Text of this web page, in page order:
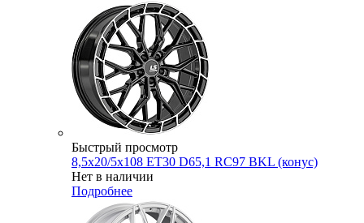
Быстрый просмотр
8,5x20/5x108 ET30 D65,1 RC97 BKL (конус)
Нет в наличии
Подробнее